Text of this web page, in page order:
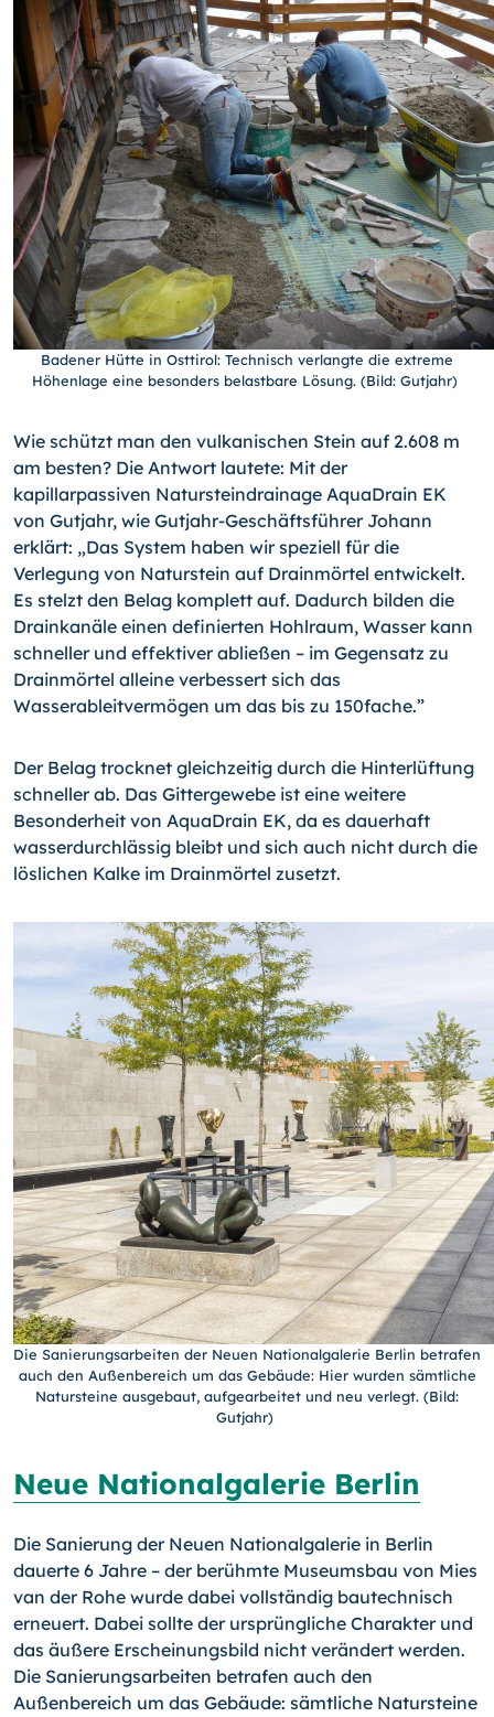
Badener Hütte in Osttirol: Technisch verlangte die extreme
Höhenlage eine besonders belastbare Lösung. (Bild: Gutjahr)
Wie schützt man den vulkanischen Stein auf 2.608 m
am besten? Die Antwort lautete: Mit der
kapillarpassiven Natursteindrainage AquaDrain EK
von Gutjahr, wie Gutjahr-Geschäftsführer Johann
erklärt: „Das System haben wir speziell für die
Verlegung von Naturstein auf Drainmörtel entwickelt.
Es stelzt den Belag komplett auf. Dadurch bilden die
Drainkanäle einen definierten Hohlraum, Wasser kann
schneller und effektiver abließen – im Gegensatz zu
Drainmörtel alleine verbessert sich das
Wasserableitvermögen um das bis zu 150fache.”
Der Belag trocknet gleichzeitig durch die Hinterlüftung
schneller ab. Das Gittergewebe ist eine weitere
Besonderheit von AquaDrain EK, da es dauerhaft
wasserdurchlässig bleibt und sich auch nicht durch die
löslichen Kalke im Drainmörtel zusetzt.
Die Sanierungsarbeiten der Neuen Nationalgalerie Berlin betrafen
auch den Außenbereich um das Gebäude: Hier wurden sämtliche
Natursteine ausgebaut, aufgearbeitet und neu verlegt. (Bild:
Gutjahr)
Neue Nationalgalerie Berlin
Die Sanierung der Neuen Nationalgalerie in Berlin
dauerte 6 Jahre – der berühmte Museumsbau von Mies
van der Rohe wurde dabei vollständig bautechnisch
erneuert. Dabei sollte der ursprüngliche Charakter und
das äußere Erscheinungsbild nicht verändert werden.
Die Sanierungsarbeiten betrafen auch den
Außenbereich um das Gebäude: sämtliche Natursteine